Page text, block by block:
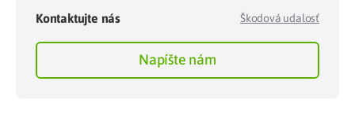
Kontaktujte nás Škodová udalosť
Napíšte nám